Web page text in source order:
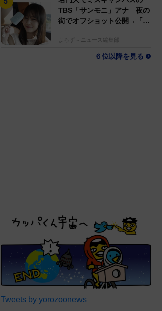
TBS「サンモニ」アナ 夜の
街でオフショット公開→「ノ
よろず～ニュース編集部
６位以降を見る
Tweets by yorozoonews